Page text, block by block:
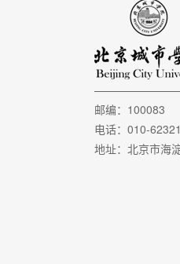
邮编：100083
电话：010-
地址：北京市海